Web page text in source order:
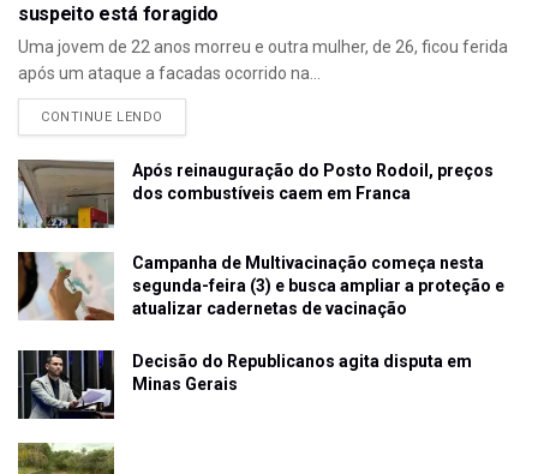
suspeito está foragido
Uma jovem de 22 anos morreu e outra mulher, de 26, ficou ferida
após um ataque a facadas ocorrido na...
CONTINUE LENDO
Após reinauguração do Posto Rodoil, preços
dos combustíveis caem em Franca
Campanha de Multivacinação começa nesta
segunda-feira (3) e busca ampliar a proteção e
atualizar cadernetas de vacinação
Decisão do Republicanos agita disputa em
Minas Gerais